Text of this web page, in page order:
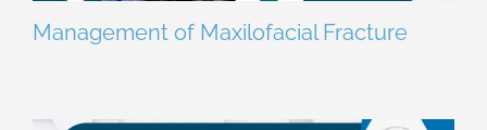
Management of Maxilofacial Fracture